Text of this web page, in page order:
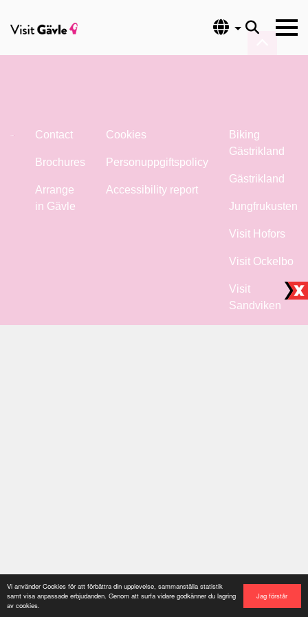
Jag förstår
Vi använder Cookies för att förbättra din upplevelse, sammanställa statistik
samt visa anpassade erbjudanden. Genom att surfa vidare godkänner du lagring
av cookies.
Language
Contact
Brochures
Arrange
in Gävle
Cookies
Personuppgiftspolicy
Accessibility report
Biking
Gästrikland
Gästrikland
Jungfrukusten
Visit Hofors
Visit Ockelbo
Visit
Sandviken